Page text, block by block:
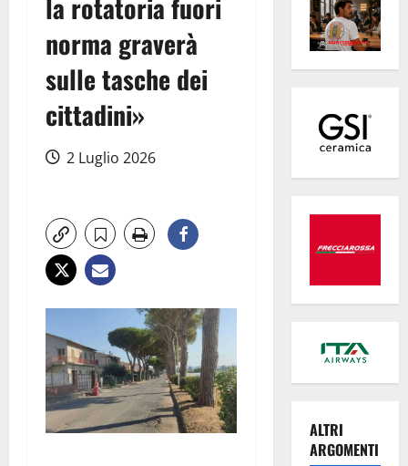
la rotatoria fuori
norma graverà
sulle tasche dei
cittadini»
2 Luglio 2026
ALTRI
ARGOMENTI